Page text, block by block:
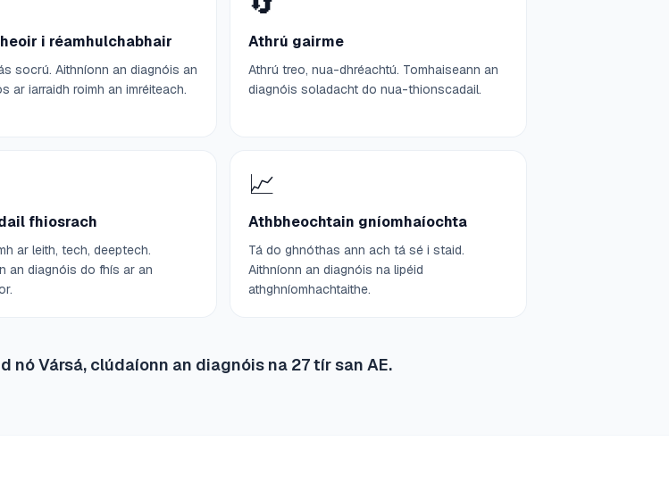
i réamhulchabhair
socrú. Aithníonn an diagnóis an
ar iarraidh roimh an imréiteach.
Athrú gairme
Athrú treo, nua-dhréachtú. Tomhaiseann an
diagnóis soladacht do nua-thionscadail.
fhiosrach
ar leith, tech, deeptech.
an diagnóis do fhís ar an
📈
Athbheochtain gníomhaíochta
Tá do ghnóthas ann ach tá sé i staid.
Aithníonn an diagnóis na lipéid
athghníomhachtaithe.
nó Vársá, clúdaíonn an diagnóis na 27 tír san AE.